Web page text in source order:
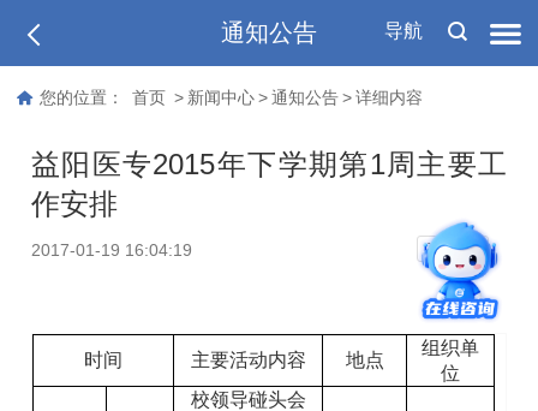
导航
通知公告
您的位置： 首页 > 新闻中心 > 通知公告 > 详细内容
益阳医专2015年下学期第1周主要工
作安排
2017-01-19 16:04:19 T T
时间 主要活动内容 地点
组织单
位
校领导碰头会